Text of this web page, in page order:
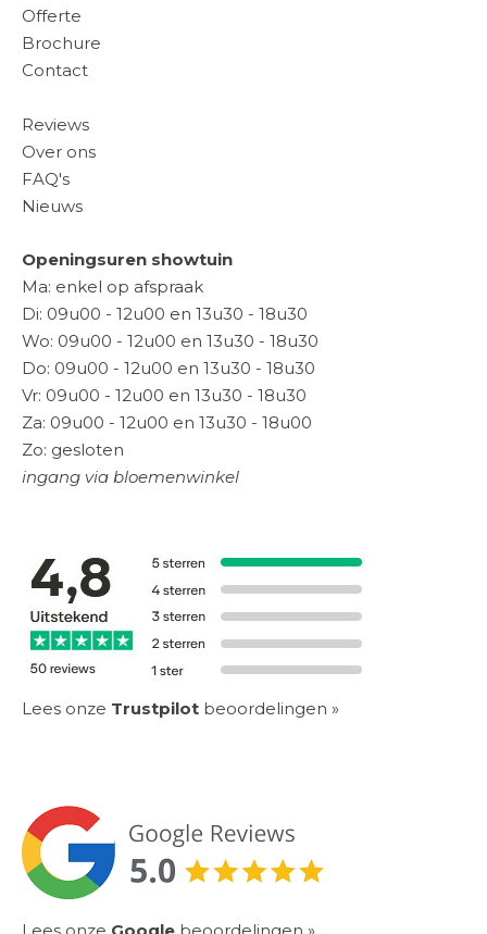
Offerte
Brochure
Contact
Reviews
Over ons
FAQ's
Nieuws
Openingsuren showtuin
Ma: enkel op afspraak
Di: 09u00 - 12u00 en 13u30 - 18u30
Wo: 09u00 - 12u00 en 13u30 - 18u30
Do: 09u00 - 12u00 en 13u30 - 18u30
Vr: 09u00 - 12u00 en 13u30 - 18u30
Za: 09u00 - 12u00 en 13u30 - 18u00
Zo: gesloten
ingang via bloemenwinkel
Lees onze Trustpilot beoordelingen »